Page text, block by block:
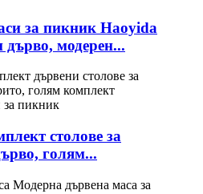
за пикник Haoyida
дърво, модерен...
столове за
голям...